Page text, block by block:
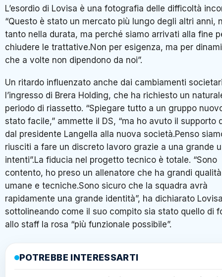
L’esordio di Lovisa è una fotografia delle difficoltà
“Questo è stato un mercato più lungo degli altri anni,
tanto nella durata, ma perché siamo arrivati alla fine
chiudere le trattative.Non per esigenza, ma per
che a volte non dipendono da noi”.
Un ritardo influenzato anche dai cambiamenti
l’ingresso di Brera Holding, che ha richiesto un
periodo di riassetto. “Spiegare tutto a un gruppo
stato facile,” ammette il DS, “ma ho avuto il supporto
dal presidente Langella alla nuova società.Penso
riusciti a fare un discreto lavoro grazie a una grande
intenti”.La fiducia nel progetto tecnico è totale. “Sono
contento, ho preso un allenatore che ha grandi
umane e tecniche.Sono sicuro che la squadra avrà
rapidamente una grande identità”, ha dichiarato
sottolineando come il suo compito sia stato quello di
allo staff la rosa “più funzionale possibile”.
POTREBBE INTERESSARTI